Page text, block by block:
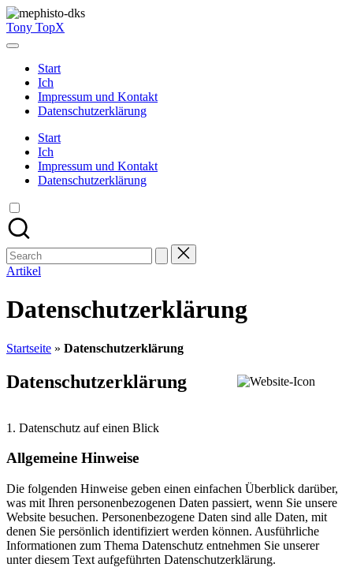
Skip
to
content
Tony TopX
Start
Ich
Impressum und Kontakt
Datenschutzerklärung
Start
Ich
Impressum und Kontakt
Datenschutzerklärung
Search
for:
Artikel
Datenschutzerklärung
Startseite » Datenschutzerklärung
Datenschutzerklärung
1. Datenschutz auf einen Blick
Allgemeine Hinweise
Die folgenden Hinweise geben einen einfachen Überblick darüber,
was mit Ihren personenbezogenen Daten passiert, wenn Sie unsere
Website besuchen. Personenbezogene Daten sind alle Daten, mit
denen Sie persönlich identifiziert werden können. Ausführliche
Informationen zum Thema Datenschutz entnehmen Sie unserer
unter diesem Text aufgeführten Datenschutzerklärung.